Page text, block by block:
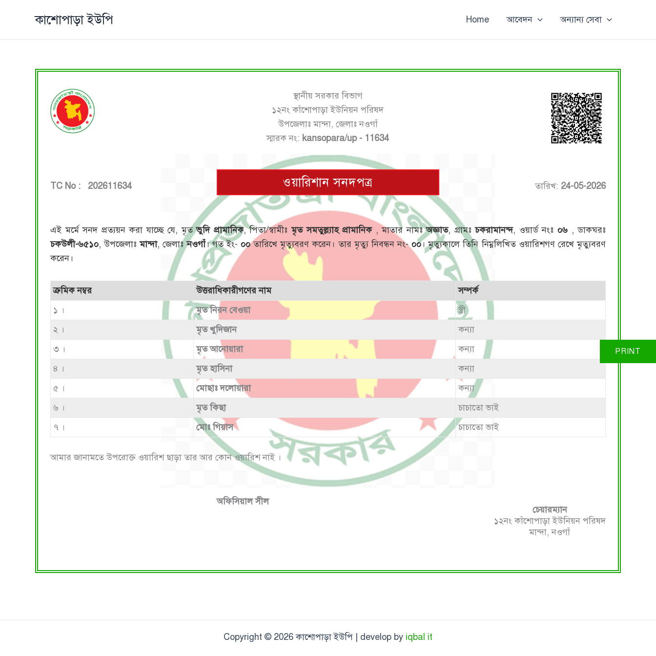
কাশোপাড়া ইউপি Home আবেদন অন্যান্য সেবা
স্থানীয় সরকার বিভাগ
১২নং কাঁশোপাড়া ইউনিয়ন পরিষদ
উপজেলাঃ মান্দা, জেলাঃ নওগাঁ
স্মারক নং: kansopara/up - 11634
TC No : 202611634 ওয়ারিশান সনদপত্র তারিখ: 24-05-2026
এই মর্মে সনদ প্রত্যয়ন করা যাচ্ছে যে, মৃতভুদি প্রামানিক, পিতা/স্বামীঃমৃত সমতুল্ল্যাহ প্রামানিক, মাতার নামঃঅজ্ঞাত, গ্রামঃচকরামানন্দ, ওয়ার্ড নংঃ ০৬ , ডাকঘরঃ
চকউলী-৬৫১০, উপজেলাঃমান্দা, জেলাঃনওগাঁ। গত ইং-০০তারিখে মৃত্যুবরণ করেন। তার মৃত্যু নিবন্ধন নং-০০। মৃত্যুকালে তিনি নিম্নলিখিত ওয়ারিশগণ রেখে মৃত্যুবরণ
করেন।
ক্রমিক নম্বর উত্তরাধিকারীগণের নাম
সম্পর্ক
১ ।
মৃত নিরন বেওয়া
স্ত্রী
২ ।
মৃত খুদিজান
কন্যা
৩ ।
মৃত আনোয়ারা
কন্যা
৪ ।
মৃত হাসিনা
কন্যা
৫ ।
মোছাঃ দলোয়ারা
কন্যা
৬ ।
মৃত কিছা
চাচাতো ভাই
৭ ।
মোঃ গিয়াস চাচাতো ভাই
আমার জানামতে উপরোক্ত ওয়ারিশ ছাড়া তার আর কোন ওয়ারিশ নাই ।
অফিসিয়াল সীল
চেয়ারম্যান
১২নং কাঁশোপাড়া ইউনিয়ন পরিষদ
মান্দা, নওগাঁ
Copyright © 2026 কাশোপাড়া ইউপি | develop by iqbal it